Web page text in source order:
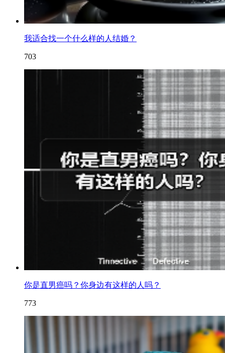
我适合找一个什么样的人结婚？
703
你是直男癌吗？你身边有这样的人吗？
773